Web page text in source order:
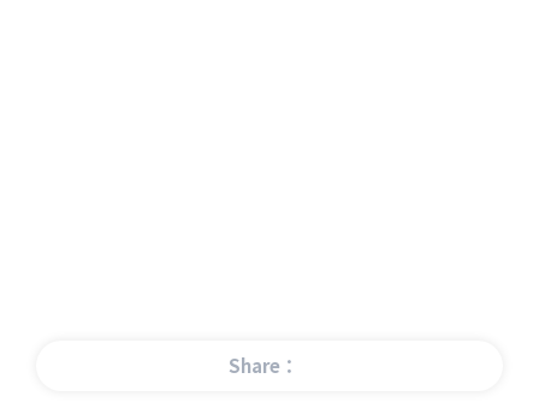
Share：